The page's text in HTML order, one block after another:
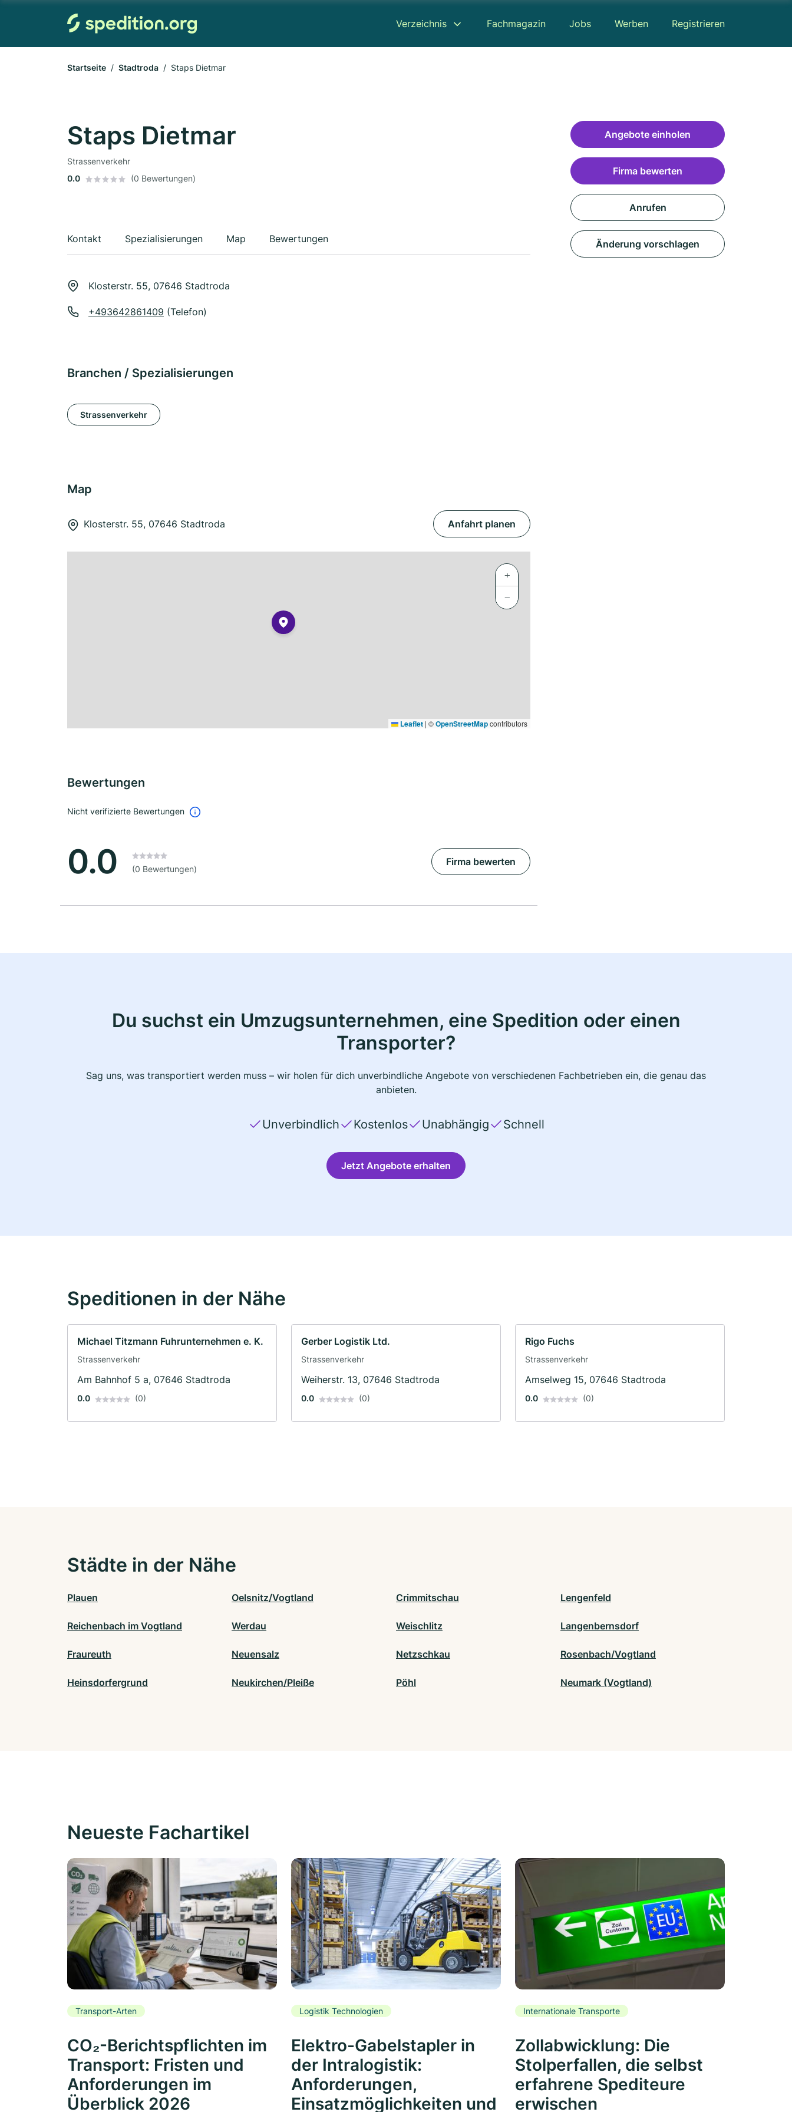
Verzeichnis Fachmagazin Jobs Werben Registrieren
Startseite Stadtroda Staps Dietmar
Staps Dietmar
Strassenverkehr
0.0
(0 Bewertungen)
Kontakt Spezialisierungen Map Bewertungen
Klosterstr. 55, 07646 Stadtroda
+493642861409 (Telefon)
Branchen / Spezialisierungen
Strassenverkehr
Map
Klosterstr. 55, 07646 Stadtroda Anfahrt planen
+
−
Leaflet | ©OpenStreetMapcontributors
Bewertungen
Nicht verifizierte Bewertungen
0.0 (0 Bewertungen)
Firma bewerten
Angebote einholen
Firma bewerten
Anrufen
Änderung vorschlagen
Du suchst ein Umzugsunternehmen, eine Spedition oder einen
Transporter?
Sag uns, was transportiert werden muss – wir holen für dich unverbindliche Angebote von verschiedenen Fachbetrieben ein, die genau das
anbieten.
Unverbindlich Kostenlos Unabhängig Schnell
Jetzt Angebote erhalten
Speditionen in der Nähe
Michael Titzmann Fuhrunternehmen e. K.
Strassenverkehr
Am Bahnhof 5 a, 07646 Stadtroda
0.0 (0)
Gerber Logistik Ltd.
Strassenverkehr
Weiherstr. 13, 07646 Stadtroda
0.0 (0)
Rigo Fuchs
Strassenverkehr
Amselweg 15, 07646 Stadtroda
0.0 (0)
Städte in der Nähe
Plauen Oelsnitz/Vogtland Crimmitschau Lengenfeld
Reichenbach im Vogtland Werdau Weischlitz Langenbernsdorf
Fraureuth Neuensalz Netzschkau Rosenbach/Vogtland
Heinsdorfergrund Neukirchen/Pleiße Pöhl Neumark (Vogtland)
Neueste Fachartikel
Transport-Arten
CO₂-Berichtspflichten im
Transport: Fristen und
Anforderungen im
Überblick 2026
Logistik Technologien
Elektro-Gabelstapler in
der Intralogistik:
Anforderungen,
Einsatzmöglichkeiten und
Internationale Transporte
Zollabwicklung: Die
Stolperfallen, die selbst
erfahrene Spediteure
erwischen